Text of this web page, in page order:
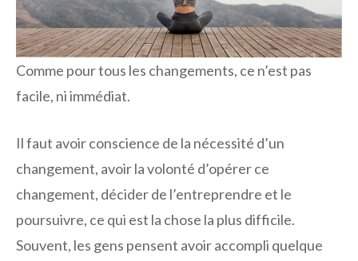
Comme pour tous les changements, ce n’est pas
facile, ni immédiat.
Il faut avoir conscience de la nécessité d’un
changement, avoir la volonté d’opérer ce
changement, décider de l’entreprendre et le
poursuivre, ce qui est la chose la plus difficile.
Souvent, les gens pensent avoir accompli quelque